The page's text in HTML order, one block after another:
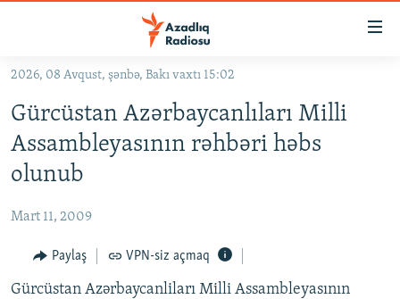
Əsas
qayıt
Əsas
naviqasiyaya
qayıt
KORRUPSIOMETR
FƏRQƏ BAX
QANUNI DOĞRU
ARAŞDIRMA
2026, 08 Avqust, şənbə, Bakı vaxtı 15:02
Gürcüstan Azərbaycanlıları Milli
Assambleyasının rəhbəri həbs
olunub
Mart 11, 2009
Paylaş VPN-siz açmaq
Gürcüstan Azərbaycanliları Milli Assambleyasının